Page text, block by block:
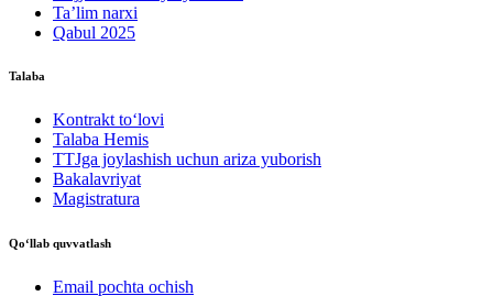
Ta’lim narxi
Qabul 2025
Talaba
Kontrakt to‘lovі
Talaba Hemis
TTJga joylashish uchun ariza yuborish
Bakalavriyat
Magistratura
Qo‘llab quvvatlash
Email pochta ochish